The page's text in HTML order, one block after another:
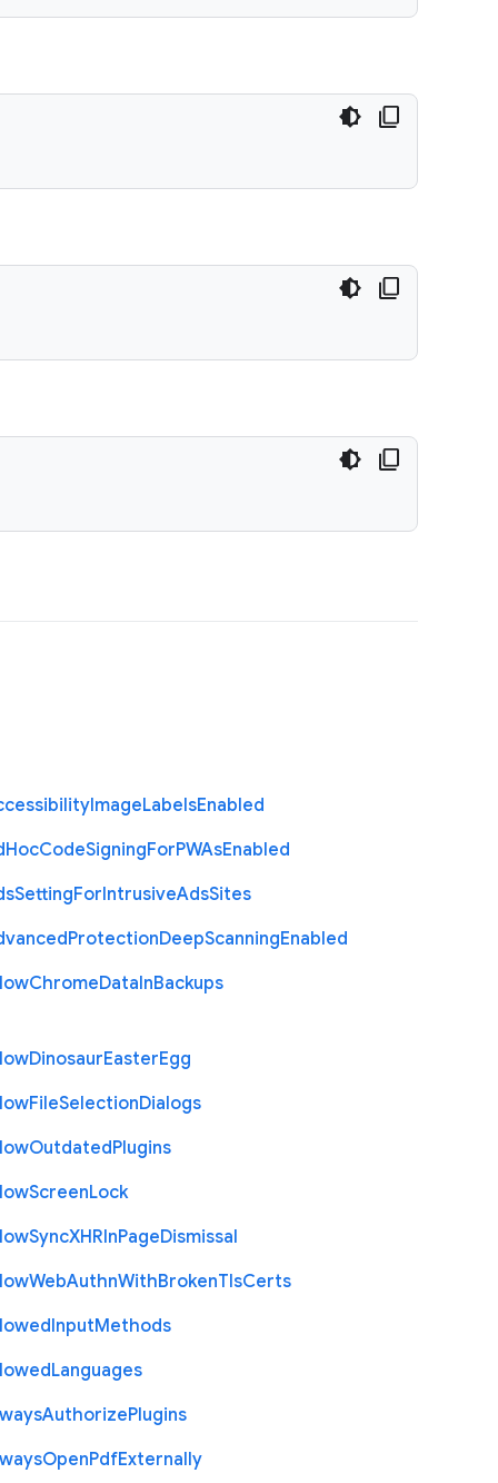
ImageLabelsEnabled
HocCodeSigningForPWAsEnabled
SettingForIntrusiveAdsSites
ProtectionDeepScanningEnabled
ChromeDataInBackups
DinosaurEasterEgg
FileSelectionDialogs
OutdatedPlugins
ScreenLock
SyncXHRInPageDismissal
WebAuthnWithBrokenTlsCerts
InputMethods
Languages
AuthorizePlugins
OpenPdfExternally